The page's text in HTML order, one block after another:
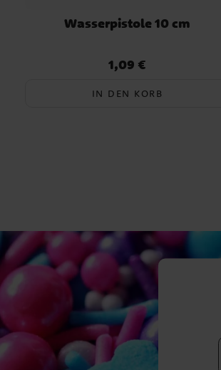
Wasserpistole 10 cm
Preis:1,09 €
1,09 €
IN DEN KORB